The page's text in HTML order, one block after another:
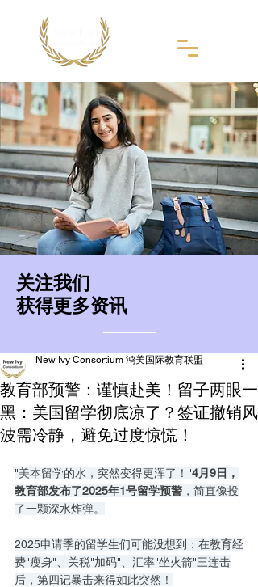
​关注我们
获得更多资讯
教育部预警：谨慎赴美！留子两眼一
黑：美国留学彻底凉了？签证撤销风
波需冷静，避免过度惊慌！
New Ivy Consortium 鸿美国际教育联盟
"美本留学的水，突然变得更浑了！"4月9日，
教育部发布了2025年1号留学预警 ，简直像投
了一颗深水炸弹。
2025申请季的留学生们可能没想到：在教育经
费"瘦身"、关税"加码"、汇率"坐火箭"三连击
后，第四记暴击来得如此突然！